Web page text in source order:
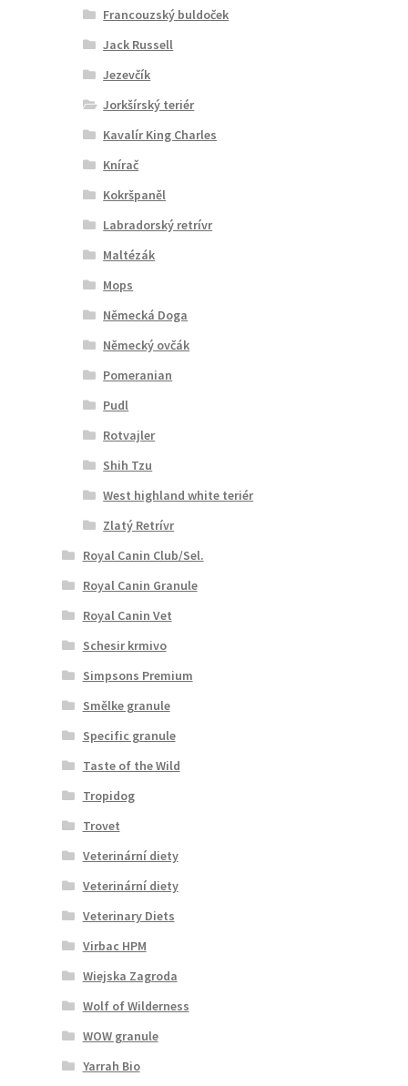
Francouzský buldoček
Jack Russell
Jezevčík
Jorkšírský teriér
Kavalír King Charles
Knírač
Kokršpaněl
Labradorský retrívr
Maltézák
Mops
Německá Doga
Německý ovčák
Pomeranian
Pudl
Rotvajler
Shih Tzu
West highland white teriér
Zlatý Retrívr
Royal Canin Club/Sel.
Royal Canin Granule
Royal Canin Vet
Schesir krmivo
Simpsons Premium
Smělke granule
Specific granule
Taste of the Wild
Tropidog
Trovet
Veterinární diety
Veterinární diety
Veterinary Diets
Virbac HPM
Wiejska Zagroda
Wolf of Wilderness
WOW granule
Yarrah Bio